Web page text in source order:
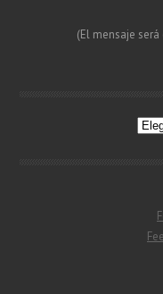
(El mensaje